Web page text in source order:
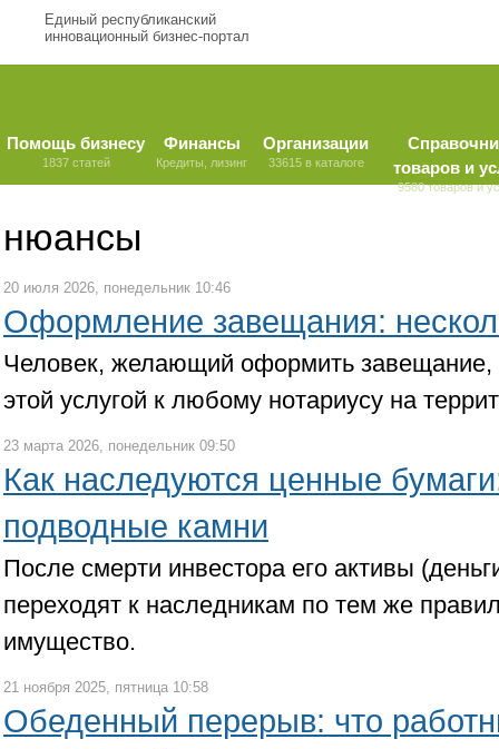
Единый республиканский
инновационный бизнес-портал
Помощь бизнесу
1837 статей
Финансы
Кредиты, лизинг
Организации
33615 в каталоге
товаров и
9580 товаров и
нюансы
20 июля 2026, понедельник 10:46
Оформление завещания:
Человек, желающий оформить завещание,
этой услугой к любому нотариусу на
23 марта 2026, понедельник 09:50
Как наследуются ценные
подводные камни
После смерти инвестора его активы
переходят к наследникам по тем же
имущество.
21 ноября 2025, пятница 10:58
Обеденный перерыв: что